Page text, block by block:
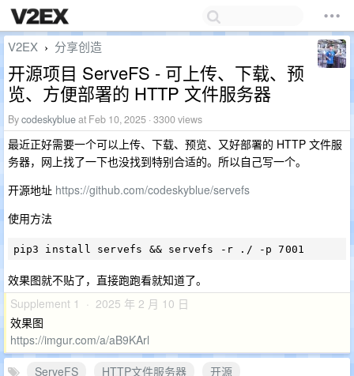
V2EX › 分享创造
开源项目 ServeFS - 可上传、下载、预
览、方便部署的 HTTP 文件服务器
Bycodeskyblueat Feb 10, 2025 · 3300 views
最近正好需要一个可以上传、下载、预览、又好部署的 HTTP 文件服
务器，网上找了一下也没找到特别合适的。所以自己写一个。
开源地址 https://github.com/codeskyblue/servefs
使用方法
效果图就不贴了，直接跑跑看就知道了。
Supplement 1 · 2025 年 2 月 10 日
效果图
https://imgur.com/a/aB9KArl
ServeFS
HTTP文件服务器
开源